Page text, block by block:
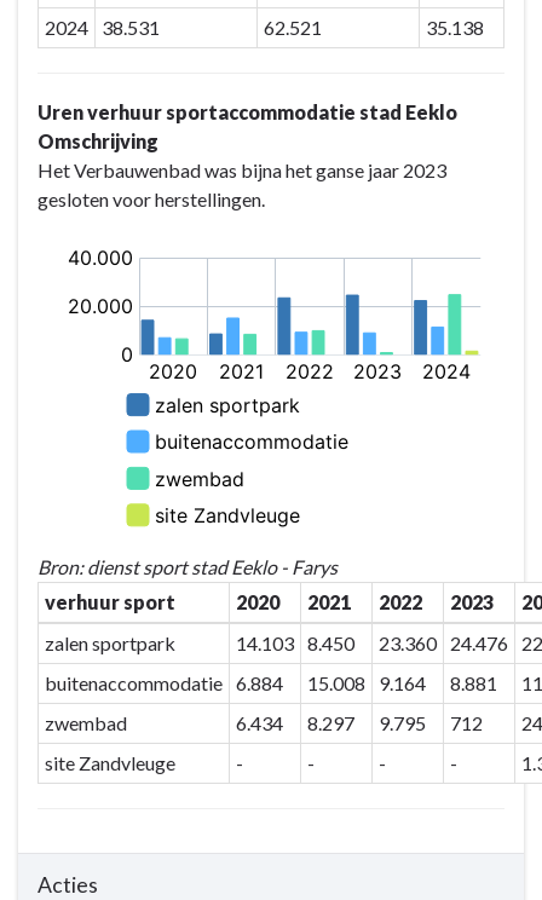
2024
38.531 62.521 35.138
Uren verhuur sportaccommodatie stad Eeklo
Omschrijving
Het Verbauwenbad was bijna het ganse jaar 2023
gesloten voor herstellingen.
Bron: dienst sport stad Eeklo - Farys
verhuur sport
2020 2021 2022 2023
zalen sportpark
14.103 8.450 23.360 24.476
buitenaccommodatie 6.884 15.008 9.164 8.881
zwembad
6.434 8.297 9.795 712
site Zandvleuge
- - - -
Acties